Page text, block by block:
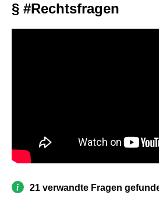
§ #Rechtsfragen
21 verwandte Fragen